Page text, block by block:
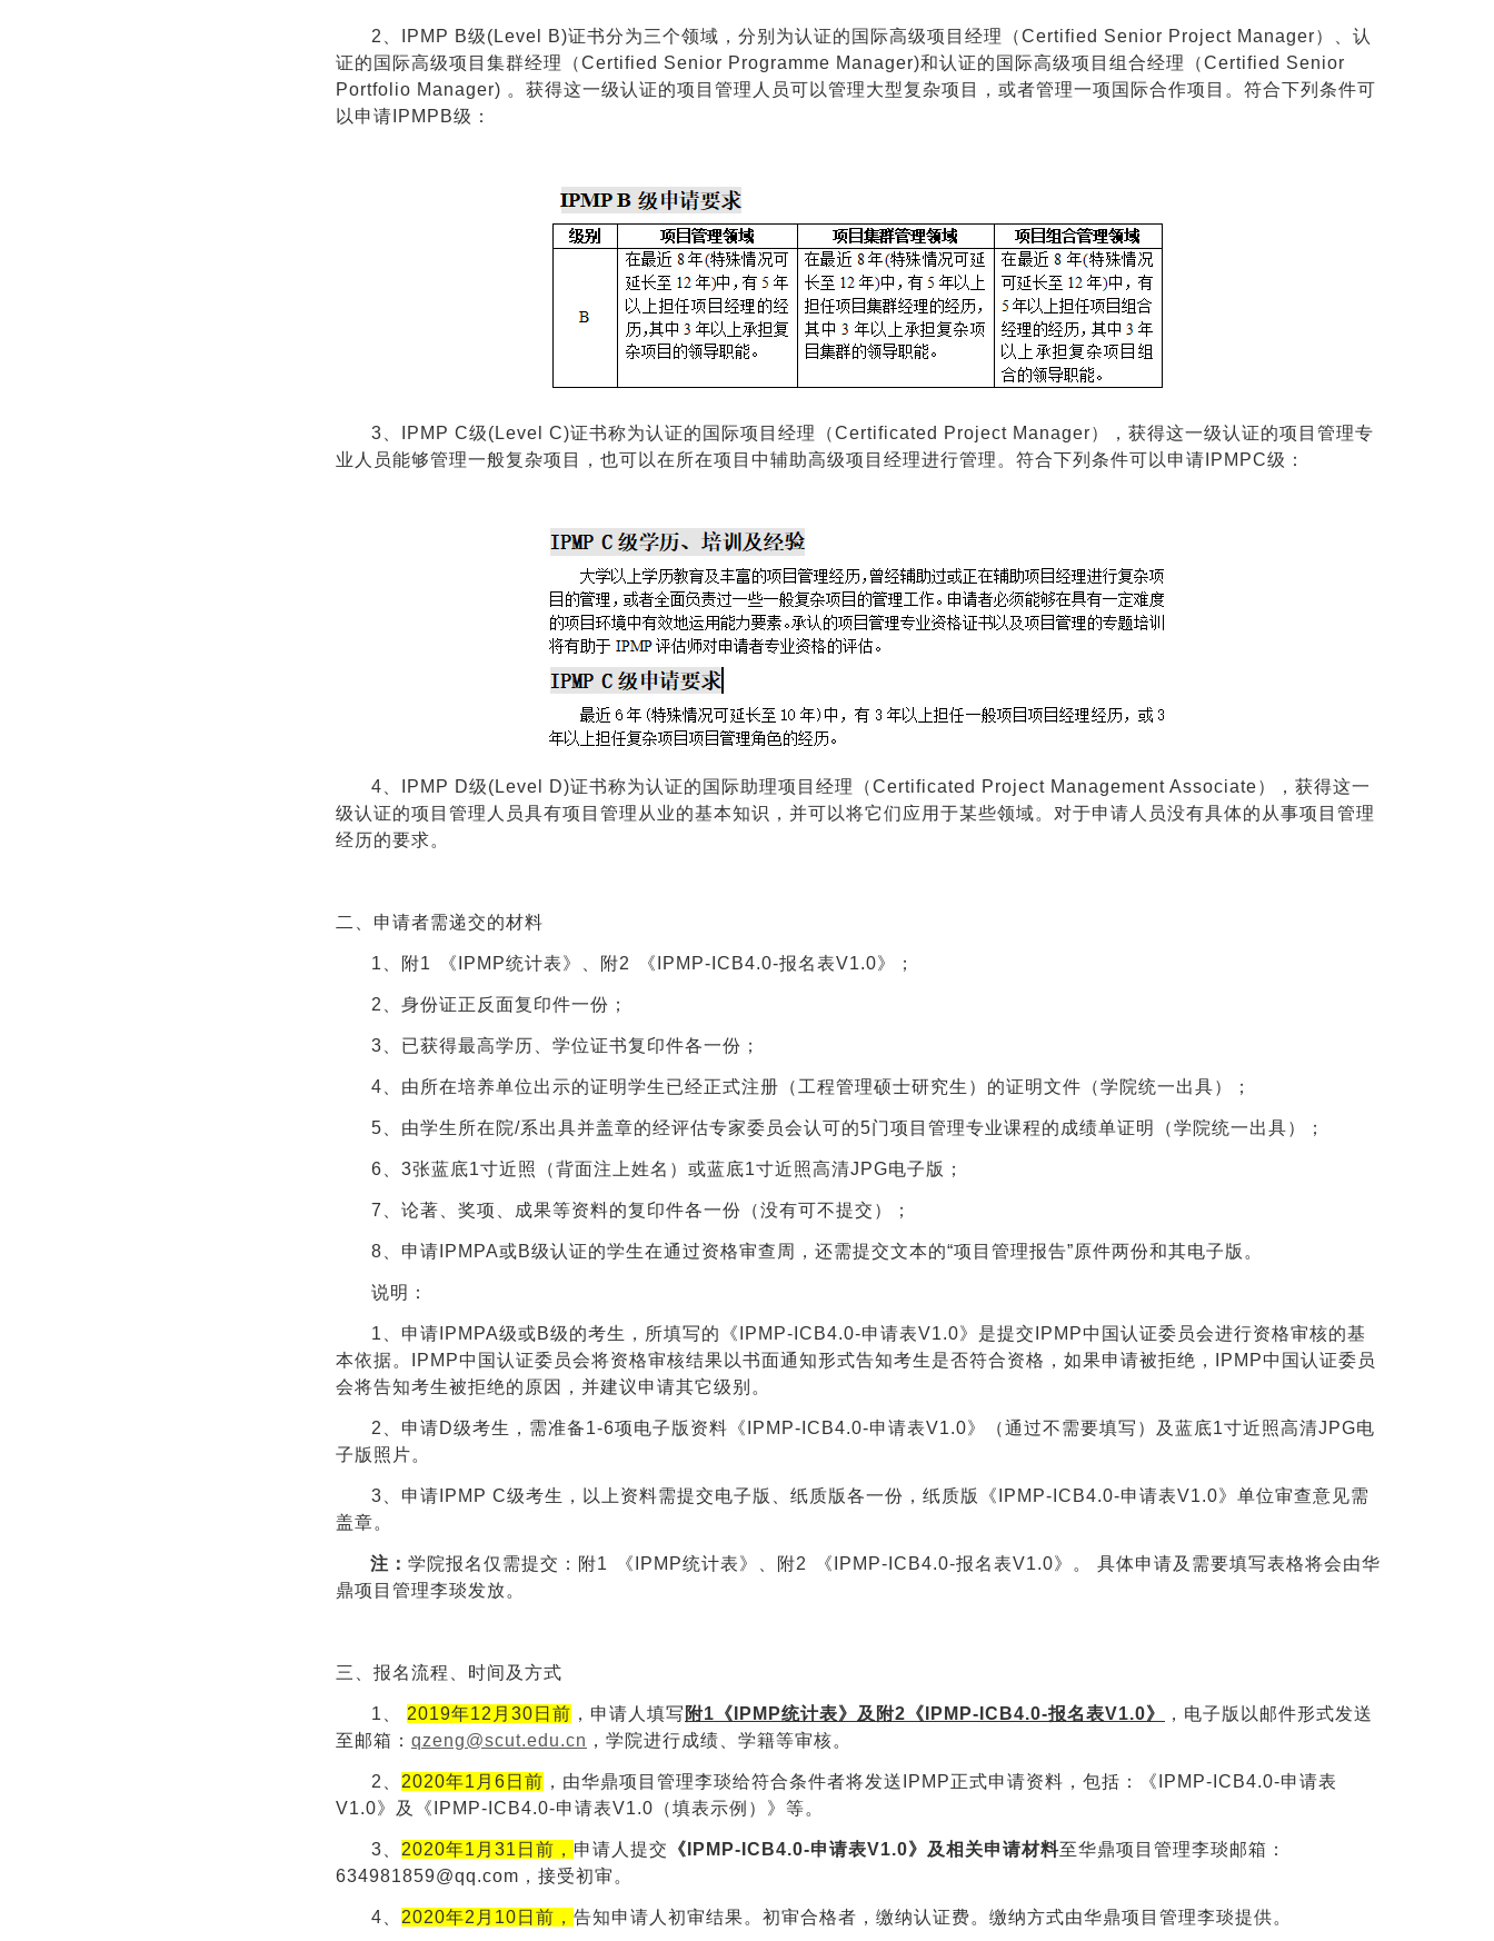
2、IPMP B级(Level B)证书分为三个领域，分别为认证的国际高级项目经理（Certified Senior Project Manager）、认
证的国际高级项目集群经理（Certified Senior Programme Manager)和认证的国际高级项目组合经理（Certified Senior
Portfolio Manager) 。获得这一级认证的项目管理人员可以管理大型复杂项目，或者管理一项国际合作项目。符合下列条件可
以申请IPMPB级：
3、
IPMP C级(Level C)证书称为认证的国际项目经理（Certificated Project Manager），获得这一级认证的项目管理专
业人员能够管理一般复杂项目，也可以在所在项目中辅助高级项目经理进行管理。符合下列条件可以申请IPMPC级：
4、
IPMP D级(Level D)证书称为认证的国际助理项目经理（Certificated Project Management Associate），获得这一
级认证的项目管理人员具有项目管理从业的基本知识，并可以将它们应用于某些领域。对于申请人员没有具体的从事项目管理
经历的要求。
二、申请者需递交的材料
1、附1 《IPMP统计表》、附2 《IPMP-ICB4.0-报名表V1.0》；
2、身份证正反面复印件一份；
3、已获得最高学历、学位证书复印件各一份；
4、由所在培养单位出示的证明学生已经正式注册（工程管理硕士研究生）的证明文件（学院统一出具）；
5、由学生所在院/系出具并盖章的经评估专家委员会认可的5门项目管理专业课程的成绩单证明（学院统一出具）；
6、3张蓝底1寸近照（背面注上姓名）或蓝底1寸近照高清JPG电子版；
7、论著、奖项、成果等资料的复印件各一份（没有可不提交）；
8、申请IPMPA或B级认证的学生在通过资格审查周，还需提交文本的“项目管理报告”原件两份和其电子版。
说明：
1、 申请IPMPA级或B级的考生，所填写的《IPMP-ICB4.0-申请表V1.0》是提交IPMP中国认证委员会进行资格审核的基
本依据。IPMP中国认证委员会将资格审核结果以书面通知形式告知考生是否符合资格，如果申请被拒绝，IPMP中国认证委员
会将告知考生被拒绝的原因，并建议申请其它级别。
2、 申请D级考生，需准备1-6项电子版资料《IPMP-ICB4.0-申请表V1.0》（通过不需要填写）及蓝底1寸近照高清JPG电
子版照片。
3、 申请IPMP C级考生，以上资料需提交电子版、纸质版各一份，纸质版《IPMP-ICB4.0-申请表V1.0》单位审查意见需
盖章。
注： 学院报名仅需提交：附1 《IPMP统计表》、附2
《IPMP-ICB4.0-报名表V1.0》。 具体申请及需要填写表格将会由华
鼎项目管理李琰发放。
三、报名流程、时间及方式
1、 2019年12月30日前 ，申请人填写 附1《IPMP统计表》及附2《IPMP-ICB4.0-报名表V1.0》
，电子版以邮件形式发送
至邮箱： qzeng@scut.edu.cn ，学院进行成绩、学籍等审核。
2、 2020年1月6日前 ，由华鼎项目管理李琰给符合条件者将发送IPMP正式申请资料，包括：《IPMP-ICB4.0-申请表
V1.0》及《IPMP-ICB4.0-申请表V1.0（填表示例）》等。
3、 2020年1月31日前， 申请人提交 《IPMP-ICB4.0-申请表V1.0》及相关申请材料至华鼎项目管理李琰邮箱：
634981859@qq.com，接受初审。
4、 2020年2月10日前， 告知申请人初审结果。初审合格者，缴纳认证费。缴纳方式由华鼎项目管理李琰提供。